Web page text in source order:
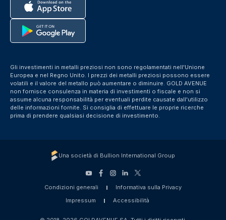
Gli investimenti in metalli preziosi non sono regolamentati nell'Unione
Europea e nel Regno Unito. I prezzi dei metalli preziosi possono essere
volatili e il valore del metallo può aumentare o diminuire. GOLD AVENUE
non fornisce consulenza in materia di investimenti o fiscale e non si
assume alcuna responsabilità per eventuali perdite causate dall'utilizzo
delle informazioni fornite. Si consiglia di effettuare le proprie ricerche
prima di prendere qualsiasi decisione di investimento.
Una società di Bullion International Group
Condizioni generali
Informativa sulla Privacy
Impressum
Accessibilità